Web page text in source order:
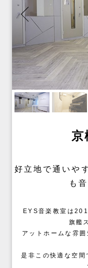
京
好立地で通いや
も
EYS音楽教室は
旗艦
アットホームな雰
是非この快適な空